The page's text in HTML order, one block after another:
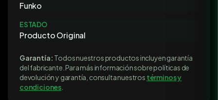
Funko
ESTADO
Producto Original
Garantía: Todos nuestros productos incluyen garantía
del fabricante. Para más información sobre políticas de
devolución y garantía, consulta nuestros términos y
condiciones